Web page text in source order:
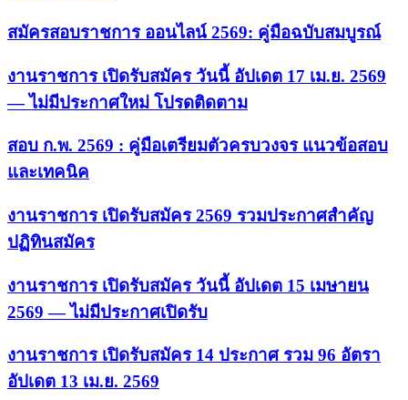
สมัครสอบราชการ ออนไลน์ 2569: คู่มือฉบับสมบูรณ์
งานราชการ เปิดรับสมัคร วันนี้ อัปเดต 17 เม.ย. 2569
— ไม่มีประกาศใหม่ โปรดติดตาม
สอบ ก.พ. 2569 : คู่มือเตรียมตัวครบวงจร แนวข้อสอบ
และเทคนิค
งานราชการ เปิดรับสมัคร 2569 รวมประกาศสำคัญ
ปฏิทินสมัคร
งานราชการ เปิดรับสมัคร วันนี้ อัปเดต 15 เมษายน
2569 — ไม่มีประกาศเปิดรับ
งานราชการ เปิดรับสมัคร 14 ประกาศ รวม 96 อัตรา
อัปเดต 13 เม.ย. 2569